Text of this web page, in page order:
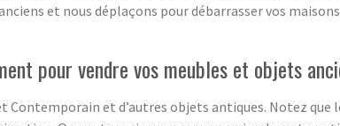
et nous déplaçons pour débarrasser vos
pour vendre vos meubles et objets
et d’autres objets antiques. Notez que